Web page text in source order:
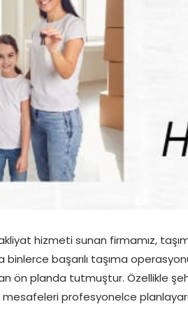
hizmeti sunan firmamız,
binlerce başarılı taşıma
ön planda tutmuştur. Özellikle
mesafeleri profesyonelce